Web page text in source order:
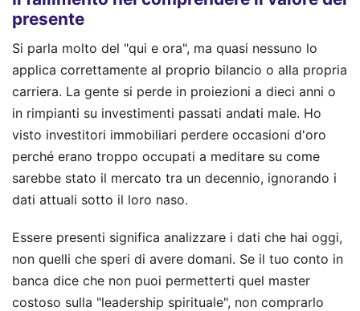
presente
Si parla molto del "qui e ora", ma quasi nessuno lo
applica correttamente al proprio bilancio o alla propria
carriera. La gente si perde in proiezioni a dieci anni o
in rimpianti su investimenti passati andati male. Ho
visto investitori immobiliari perdere occasioni d'oro
perché erano troppo occupati a meditare su come
sarebbe stato il mercato tra un decennio, ignorando i
dati attuali sotto il loro naso.
Essere presenti significa analizzare i dati che hai oggi,
non quelli che speri di avere domani. Se il tuo conto in
banca dice che non puoi permetterti quel master
costoso sulla "leadership spirituale", non comprarlo